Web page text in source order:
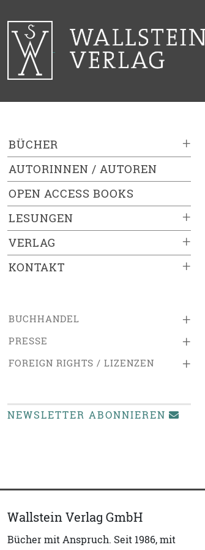
+
BÜCHER
AUTORINNEN / AUTOREN
OPEN ACCESS BOOKS
+
LESUNGEN
+
VERLAG
+
KONTAKT
+
BUCHHANDEL
+
PRESSE
+
FOREIGN RIGHTS / LIZENZEN
NEWSLETTER ABONNIEREN
Wallstein Verlag GmbH
Bücher mit Anspruch. Seit 1986, mit